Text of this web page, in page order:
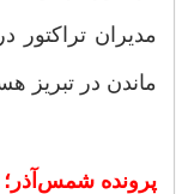
مدیران
ماندن در تبریز
پرونده شمس‌آذر؛